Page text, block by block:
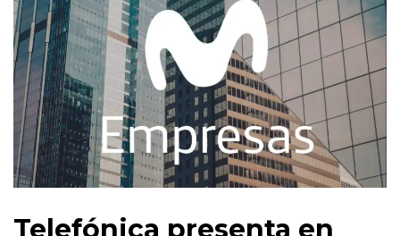
Telefónica presenta en